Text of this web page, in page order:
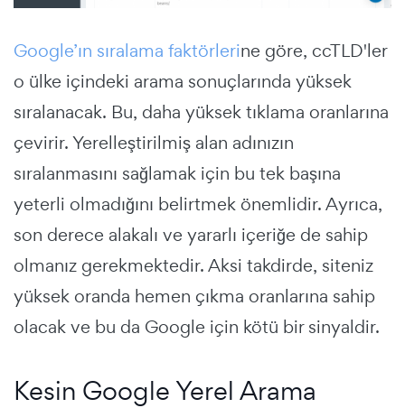
Google’ın sıralama faktörlerine göre, ccTLD'ler
o ülke içindeki arama sonuçlarında yüksek
sıralanacak. Bu, daha yüksek tıklama oranlarına
çevirir. Yerelleştirilmiş alan adınızın
sıralanmasını sağlamak için bu tek başına
yeterli olmadığını belirtmek önemlidir. Ayrıca,
son derece alakalı ve yararlı içeriğe de sahip
olmanız gerekmektedir. Aksi takdirde, siteniz
yüksek oranda hemen çıkma oranlarına sahip
olacak ve bu da Google için kötü bir sinyaldir.
Kesin Google Yerel Arama